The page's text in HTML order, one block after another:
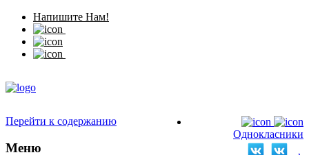
Напишите Нам!
Однокласники
Перейти к содержанию
Меню